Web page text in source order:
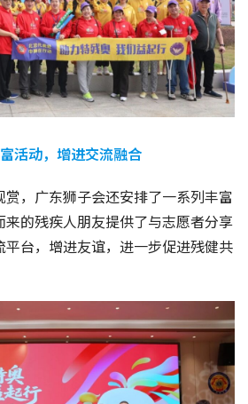
活动，增进交流融合
赏，广东狮子会还安排了一系列丰富
的残疾人朋友提供了与志愿者分享
台，增进友谊，进一步促进残健共